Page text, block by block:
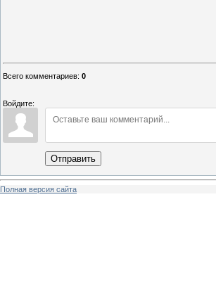
Всего комментариев: 0
Войдите:
Отправить
Полная версия сайта